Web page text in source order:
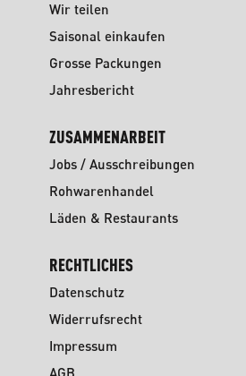
Wir teilen
Saisonal einkaufen
Grosse Packungen
Jahresbericht
ZUSAMMENARBEIT
Jobs / Ausschreibungen
Rohwarenhandel
Läden & Restaurants
RECHTLICHES
Datenschutz
Widerrufsrecht
Impressum
AGB